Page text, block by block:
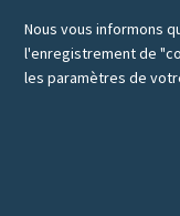
Nous vous informons
l'enregistrement de
les paramètres de